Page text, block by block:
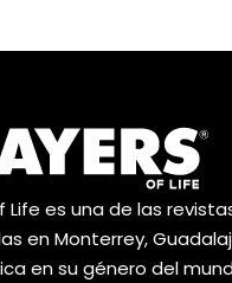
Life es una de las
en Monterrey,
en su género del